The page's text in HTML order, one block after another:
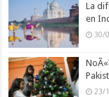
La
en
30/
23/